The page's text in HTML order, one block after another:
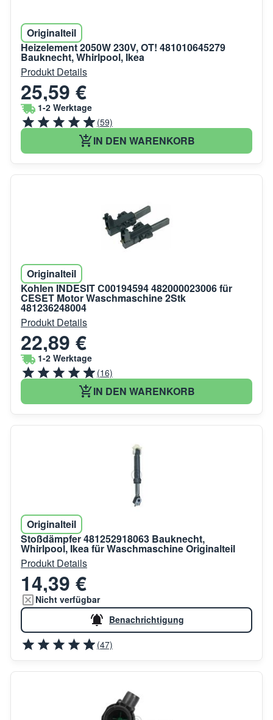
Originalteil
Heizelement 2050W 230V, OT! 481010645279
Bauknecht, Whirlpool, Ikea
Produkt Details
25,59 €
1-2 Werktage
(59)
IN DEN WARENKORB
Originalteil
Kohlen INDESIT C00194594 482000023006 für
CESET Motor Waschmaschine 2Stk
481236248004
Produkt Details
22,89 €
1-2 Werktage
(16)
IN DEN WARENKORB
Originalteil
Stoßdämpfer 481252918063 Bauknecht,
Whirlpool, Ikea für Waschmaschine Originalteil
Produkt Details
14,39 €
Nicht verfügbar
Benachrichtigung
(47)